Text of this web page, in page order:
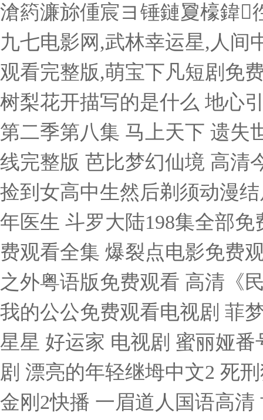
滄箹濂旀偅宸ヨ锤鏈夐檺鍏
九七电影网,武林幸运星,人间
观看完整版,萌宝下凡短剧免
树梨花开描写的是什么 地心
第二季第八集 马上天下 遗失
线完整版 芭比梦幻仙境 高清
捡到女高中生然后剃须动漫
年医生 斗罗大陆198集全部
费观看全集 爆裂点电影免费
之外粤语版免费观看 高清《
我的公公免费观看电视剧 菲
星星 好运家 电视剧 蜜丽娅
剧 漂亮的年轻继坶中文2 死
金刚2快播 一眉道人国语高